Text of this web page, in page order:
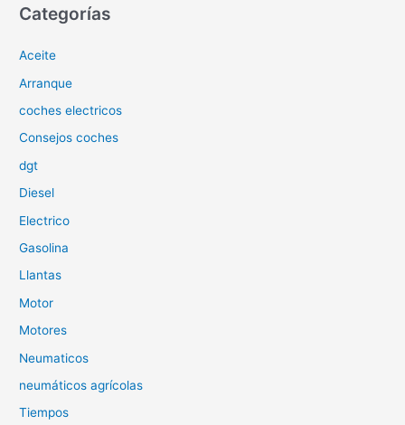
c
r
p
o
Categorías
Aceite
Arranque
coches electricos
Consejos coches
dgt
Diesel
Electrico
Gasolina
Llantas
Motor
Motores
Neumaticos
neumáticos agrícolas
Tiempos